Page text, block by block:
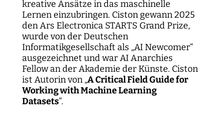
kreative Ansätze in das maschinelle
Lernen einzubringen. Ciston gewann 2025
den Ars Electronica STARTS Grand Prize,
wurde von der Deutschen
Informatikgesellschaft als „AI Newcomer“
ausgezeichnet und war AI Anarchies
Fellow an der Akademie der Künste. Ciston
ist Autorin von „A Critical Field Guide for
Working with Machine Learning
Datasets“.